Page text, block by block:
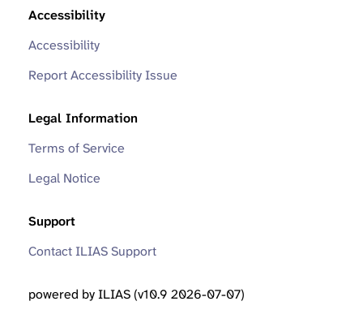
Accessibility
Accessibility
Report Accessibility Issue
Legal Information
Terms of Service
Legal Notice
Support
Contact ILIAS Support
powered by ILIAS (v10.9 2026-07-07)